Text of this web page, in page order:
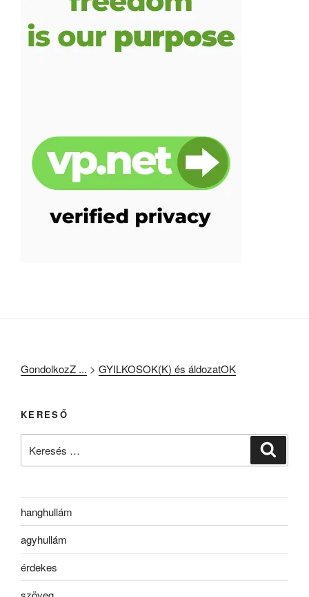
GondolkozZ ... > GYILKOSOK(K) és áldozatOK
KERESŐ
hanghullám
agyhullám
érdekes